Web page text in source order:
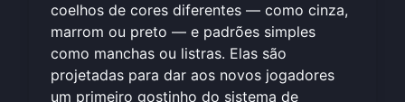
coelhos de cores diferentes — como cinza,
marrom ou preto — e padrões simples
como manchas ou listras. Elas são
projetadas para dar aos novos jogadores
um primeiro gostinho do sistema de